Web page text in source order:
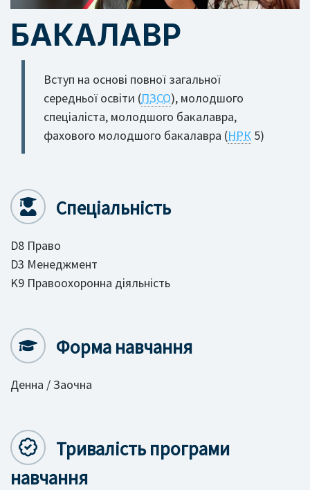
БАКАЛАВР
Вступ на основі повної загальної
середньої освіти (ПЗСО), молодшого
спеціаліста, молодшого бакалавра,
фахового молодшого бакалавра (НРК 5)
Спеціальність
D8 Право
D3 Менеджмент
K9 Правоохоронна діяльність
Форма навчання
Денна / Заочна
Тривалість програми
навчання